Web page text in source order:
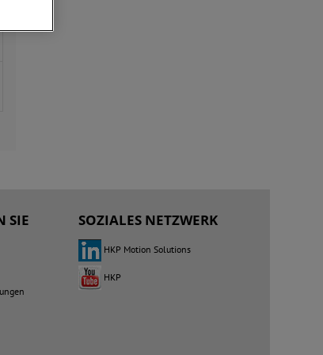
SIE SOZIALES NETZWERK
HKP Motion Solutions
HKP